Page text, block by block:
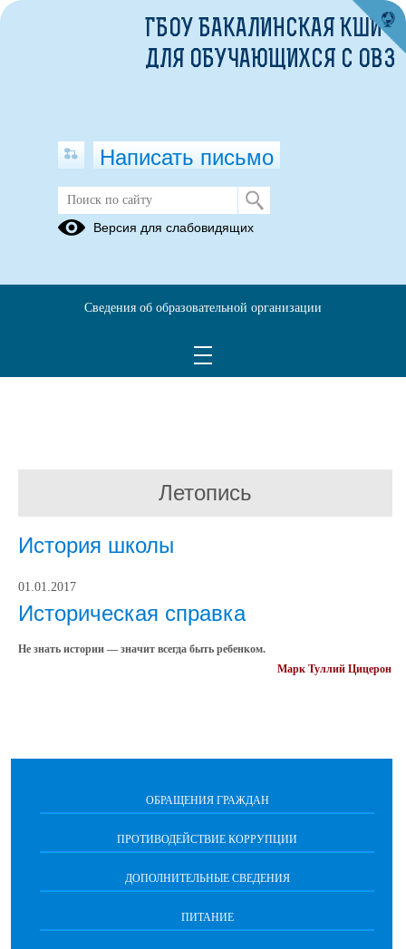
Летопись
История школы
01.01.2017
Историческая справка
Не знать истории — значит всегда быть ребенком.
Марк Туллий Цицерон
ОБРАЩЕНИЯ ГРАЖДАН
ПРОТИВОДЕЙСТВИЕ КОРРУПЦИИ
ДОПОЛНИТЕЛЬНЫЕ СВЕДЕНИЯ
ПИТАНИЕ
ГБОУ БАКАЛИНСКАЯ КШИ
ДЛЯ ОБУЧАЮЩИХСЯ С ОВЗ
Написать письмо
Версия для слабовидящих
Сведения об образовательной организации